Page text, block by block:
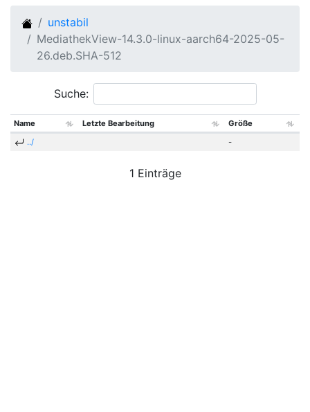
unstabil
MediathekView-14.3.0-linux-aarch64-2025-05-
26.deb.SHA-512
Suche:
Name Letzte Bearbeitung
Größe
../
-
1 Einträge